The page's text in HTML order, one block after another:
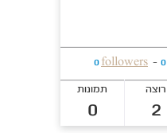
0
-
0 followers
רוצה
2
תמונות
0